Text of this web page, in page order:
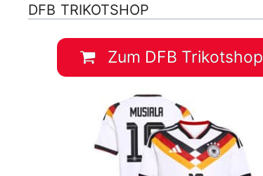
DFB TRIKOTSHOP
Zum DFB Trikotshop